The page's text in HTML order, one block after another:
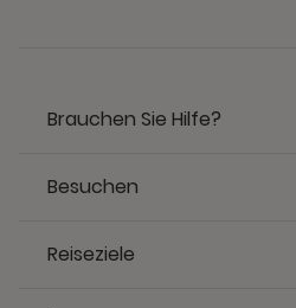
Brauchen Sie Hilfe?
Besuchen
Reiseziele